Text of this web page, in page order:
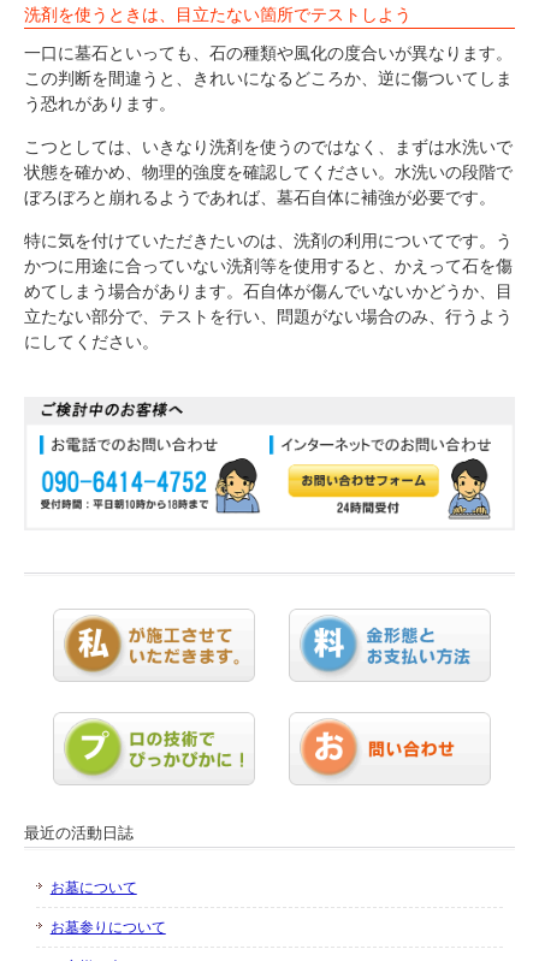
洗剤を使うときは、目立たない箇所でテストしよう
一口に墓石といっても、石の種類や風化の度合いが異なります。
この判断を間違うと、きれいになるどころか、逆に傷ついてしま
う恐れがあります。
こつとしては、いきなり洗剤を使うのではなく、まずは水洗いで
状態を確かめ、物理的強度を確認してください。水洗いの段階で
ぼろぼろと崩れるようであれば、墓石自体に補強が必要です。
特に気を付けていただきたいのは、洗剤の利用についてです。う
かつに用途に合っていない洗剤等を使用すると、かえって石を傷
めてしまう場合があります。石自体が傷んでいないかどうか、目
立たない部分で、テストを行い、問題がない場合のみ、行うよう
にしてください。
最近の活動日誌
お墓について
お墓参りについて